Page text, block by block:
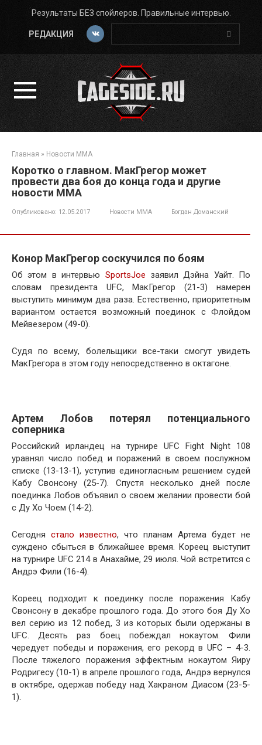
Перейти
контенту
Результаты БЕЗ спойлеров. Правильные интервью.
РЕДАКЦИЯ
Поиск:
Главная » Новости ММА
Коротко о главном. МакГрегор может
провести два боя до конца года и другие
новости ММА
Опубликовано: 12.05.2017 Новости ММА Богдан Доманский
Конор МакГрегор соскучился по боям
Об этом в интервью SportsJoe заявил Дэйна Уайт. По
словам президента UFC, МакГрегор (21-3) намерен
выступить минимум два раза. Естественно, приоритетным
вариантом остается возможный поединок с Флойдом
Мейвезером (49-0).
Судя по всему, болельщики все-таки смогут увидеть
МакГрегора в этом году непосредственно в октагоне.
Артем Лобов потерял потенциального
соперника
Российский ирландец на турнире UFC Fight Night 108
уравнял число побед и поражений в своем послужном
списке (13-13-1), уступив единогласным решением судей
Кабу Свонсону (25-7). Спустя несколько дней после
поединка Лобов объявил о своем желании провести бой
с Ду Хо Чоем (14-2).
Сегодня стало известно, что планам Артема будет не
суждено сбыться в ближайшее время. Кореец выступит
на турнире UFC 214 в Анахайме, 29 июля. Чой встретится с
Андрэ Фили (16-4).
Кореец подходит к поединку после поражения Кабу
Свонсону в декабре прошлого года. До этого боя Ду Хо
вел серию из 12 побед, 3 из которых были одержаны в
UFC. Десять раз боец побеждал нокаутом. Фили
чередует победы и поражения, его рекорд в UFC – 4-3.
После тяжелого поражения эффектным нокаутом Яиру
Родригесу (10-1) в апреле прошлого года, Андрэ вернулся
в октябре, одержав победу над Хакраном Диасом (23-5-
1).